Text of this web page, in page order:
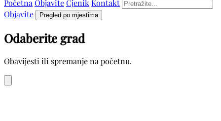
Početna ObjaviteCjenik Kontakt
Objavite
Pregled po mjestima
Odaberite grad
Obavijesti ili spremanje na početnu.